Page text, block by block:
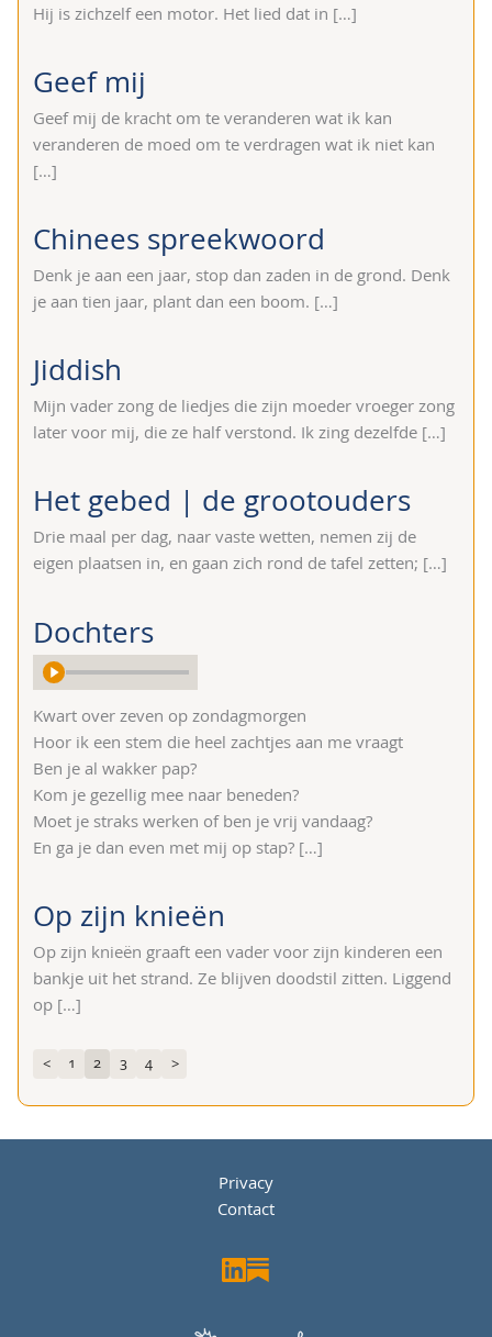
Hij is zichzelf een motor. Het lied dat in […]
Geef mij
Geef mij de kracht om te veranderen wat ik kan
veranderen de moed om te verdragen wat ik niet kan
[…]
Chinees spreekwoord
Denk je aan een jaar, stop dan zaden in de grond. Denk
je aan tien jaar, plant dan een boom. […]
Jiddish
Mijn vader zong de liedjes die zijn moeder vroeger zong
later voor mij, die ze half verstond. Ik zing dezelfde […]
Het gebed | de grootouders
Drie maal per dag, naar vaste wetten, nemen zij de
eigen plaatsen in, en gaan zich rond de tafel zetten; […]
Dochters
Kwart over zeven op zondagmorgen
Hoor ik een stem die heel zachtjes aan me vraagt
Ben je al wakker pap?
Kom je gezellig mee naar beneden?
Moet je straks werken of ben je vrij vandaag?
En ga je dan even met mij op stap? […]
Op zijn knieën
Op zijn knieën graaft een vader voor zijn kinderen een
bankje uit het strand. Ze blijven doodstil zitten. Liggend
op […]
< 1 2 3 4 >
Privacy
Contact